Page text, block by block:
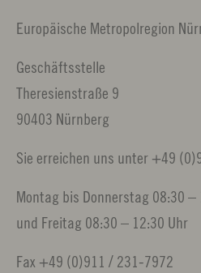
Europäische Metropolregion
Geschäftsstelle
Theresienstraße 9
90403 Nürnberg
Sie erreichen uns unter +49
Montag bis Donnerstag 08:30 –
und Freitag 08:30 – 12:30 Uhr
Fax +49 (0)911 / 231-7972